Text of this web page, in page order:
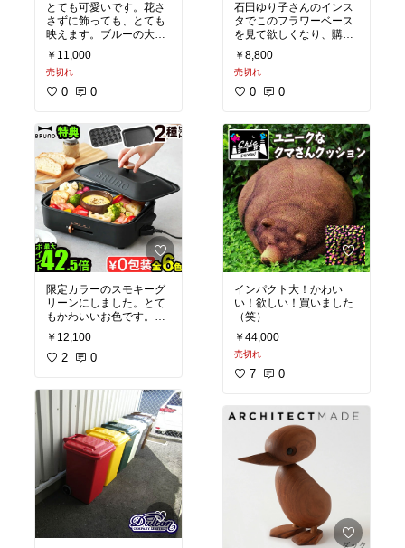
とても可愛いです。花さ
さずに飾っても、とても
映えます。ブルーの大き
いのと並べて飾っていま
す。
￥11,000
売切れ
0 0
限定カラーのスモキーグ
リーンにしました。とて
もかわいいお色です。早
速パンケーキ焼いて食べ
ました。焼き上がりも綺
麗に出来て満足です。
￥12,100
2 0
石田ゆり子さんのインス
タでこのフラワーベース
を見て欲しくなり、購入
しました。ホントに可愛
くて大満足です。ありが
とうございました。4-2
￥8,800
売切れ
0 0
インパクト大！かわい
い！欲しい！買いました
（笑）
￥44,000
売切れ
7 0